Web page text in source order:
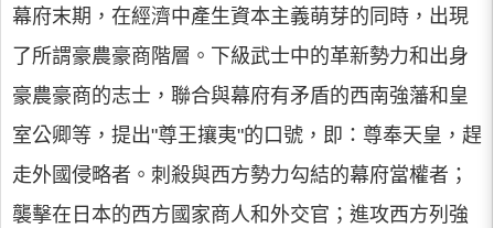
幕府末期，在經濟中產生資本主義萌芽的同時，出現
了所謂豪農豪商階層。下級武士中的革新勢力和出身
豪農豪商的志士，聯合與幕府有矛盾的西南強藩和皇
室公卿等，提出"尊王攘夷"的口號，即：尊奉天皇，趕
走外國侵略者。刺殺與西方勢力勾結的幕府當權者；
襲擊在日本的西方國家商人和外交官；進攻西方列強